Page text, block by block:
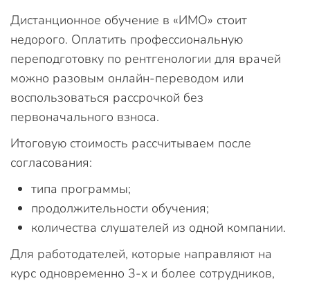
Дистанционное обучение в «ИМО» стоит
недорого. Оплатить профессиональную
переподготовку по рентгенологии для врачей
можно разовым онлайн-переводом или
воспользоваться рассрочкой без
первоначального взноса.
Итоговую стоимость рассчитываем после
согласования:
типа программы;
продолжительности обучения;
количества слушателей из одной компании.
Для работодателей, которые направляют на
курс одновременно 3-х и более сотрудников,